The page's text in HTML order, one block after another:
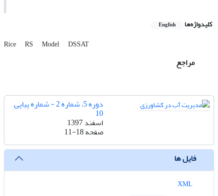
کلیدواژه‌ها English
Rice RS Model DSSAT
مراجع
دوره 5، شماره 2 - شماره پیاپی
10
اسفند 1397
صفحه11-18
فایل ها